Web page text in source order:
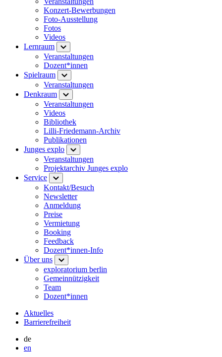
Konzert-Bewerbungen
Foto-Ausstellung
Fotos
Videos
Lernraum
Veranstaltungen
Dozent*innen
Spielraum
Veranstaltungen
Denkraum
Veranstaltungen
Videos
Bibliothek
Lilli-Friedemann-Archiv
Publikationen
Junges explo
Veranstaltungen
Projektarchiv Junges explo
Service
Kontakt/Besuch
Newsletter
Anmeldung
Preise
Vermietung
Booking
Feedback
Dozent*innen-Info
Über uns
exploratorium berlin
Gemeinnützigkeit
Team
Dozent*innen
Aktuelles
Barrierefreiheit
de
en